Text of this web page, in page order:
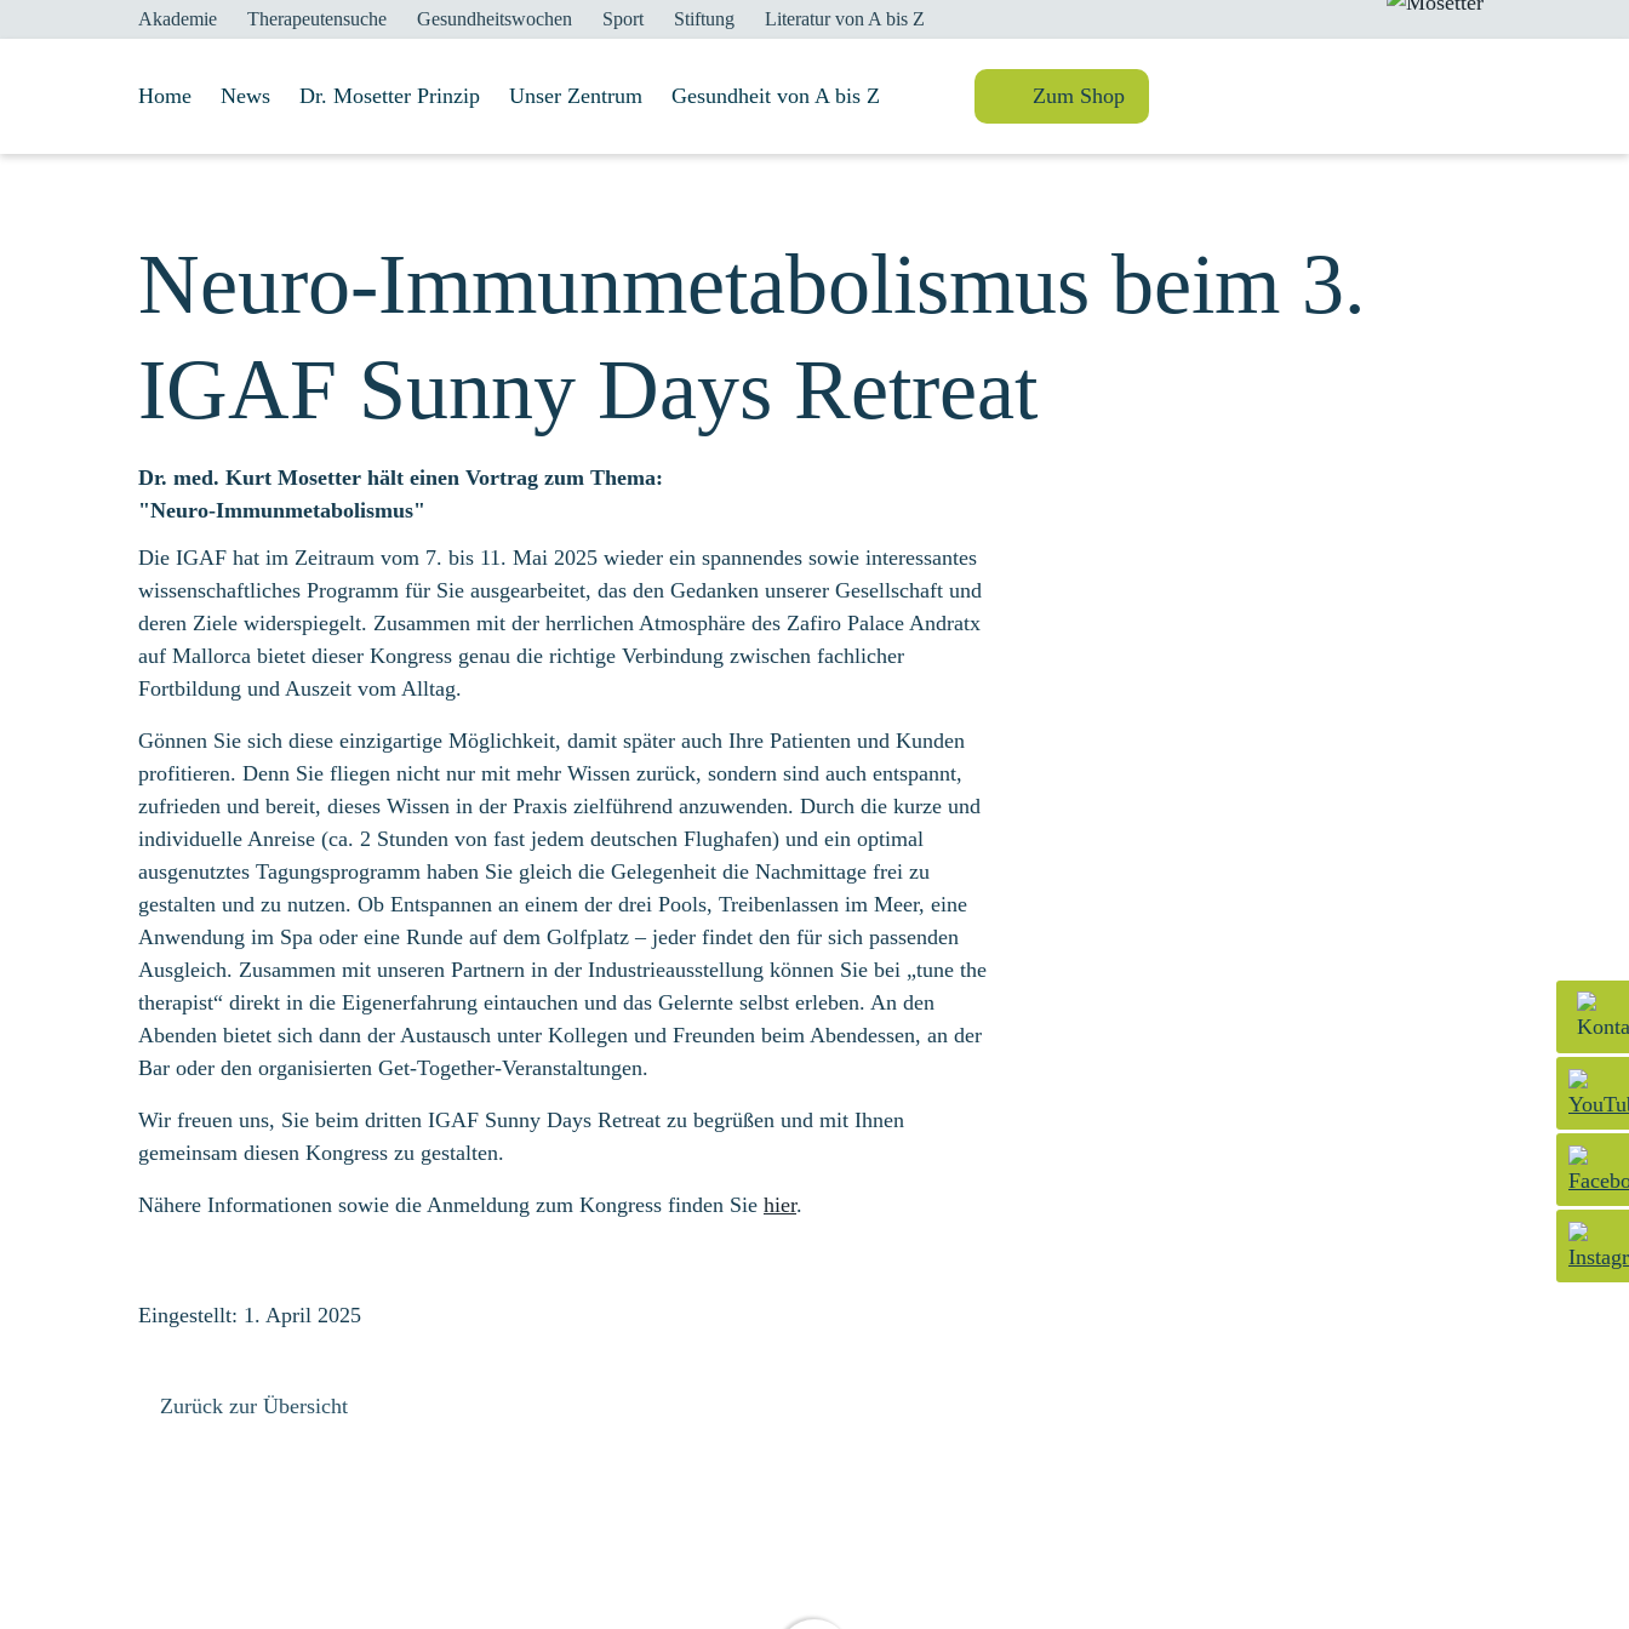
Akademie Therapeutensuche Gesundheitswochen Sport Stiftung Literatur von A bis Z
Home News Dr. Mosetter Prinzip Unser Zentrum Gesundheit von A bis Z
Suche Zum Shop
Neuro-Immunmetabolismus beim 3.
IGAF Sunny Days Retreat
Dr. med. Kurt Mosetter hält einen Vortrag zum Thema:
"Neuro-Immunmetabolismus"
Die IGAF hat im Zeitraum vom 7. bis 11. Mai 2025 wieder ein spannendes sowie interessantes
wissenschaftliches Programm für Sie ausgearbeitet, das den Gedanken unserer Gesellschaft und
deren Ziele widerspiegelt. Zusammen mit der herrlichen Atmosphäre des Zafiro Palace Andratx
auf Mallorca bietet dieser Kongress genau die richtige Verbindung zwischen fachlicher
Fortbildung und Auszeit vom Alltag.
Gönnen Sie sich diese einzigartige Möglichkeit, damit später auch Ihre Patienten und Kunden
profitieren. Denn Sie fliegen nicht nur mit mehr Wissen zurück, sondern sind auch entspannt,
zufrieden und bereit, dieses Wissen in der Praxis zielführend anzuwenden. Durch die kurze und
individuelle Anreise (ca. 2 Stunden von fast jedem deutschen Flughafen) und ein optimal
ausgenutztes Tagungsprogramm haben Sie gleich die Gelegenheit die Nachmittage frei zu
gestalten und zu nutzen. Ob Entspannen an einem der drei Pools, Treibenlassen im Meer, eine
Anwendung im Spa oder eine Runde auf dem Golfplatz – jeder findet den für sich passenden
Ausgleich. Zusammen mit unseren Partnern in der Industrieausstellung können Sie bei „tune the
therapist“ direkt in die Eigenerfahrung eintauchen und das Gelernte selbst erleben. An den
Abenden bietet sich dann der Austausch unter Kollegen und Freunden beim Abendessen, an der
Bar oder den organisierten Get-Together-Veranstaltungen.
Wir freuen uns, Sie beim dritten IGAF Sunny Days Retreat zu begrüßen und mit Ihnen
gemeinsam diesen Kongress zu gestalten.
Nähere Informationen sowie die Anmeldung zum Kongress finden Sie hier.
Eingestellt: 1. April 2025
Zurück zur Übersicht